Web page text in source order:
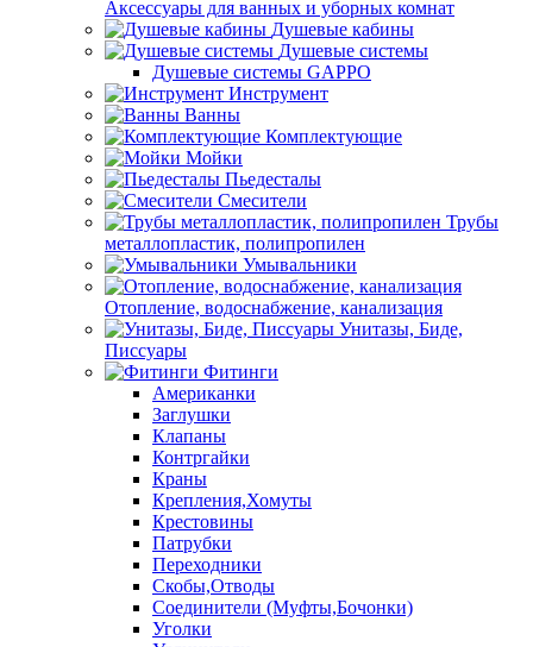
Аксессуары для ванных и уборных комнат
Душевые кабины
Душевые системы
Душевые системы GAPPO
Инструмент
Ванны
Комплектующие
Мойки
Пьедесталы
Смесители
Трубы
металлопластик, полипропилен
Умывальники
Отопление, водоснабжение, канализация
Унитазы, Биде,
Писсуары
Фитинги
Американки
Заглушки
Клапаны
Контргайки
Краны
Крепления,Хомуты
Крестовины
Патрубки
Переходники
Скобы,Отводы
Соединители (Муфты,Бочонки)
Уголки